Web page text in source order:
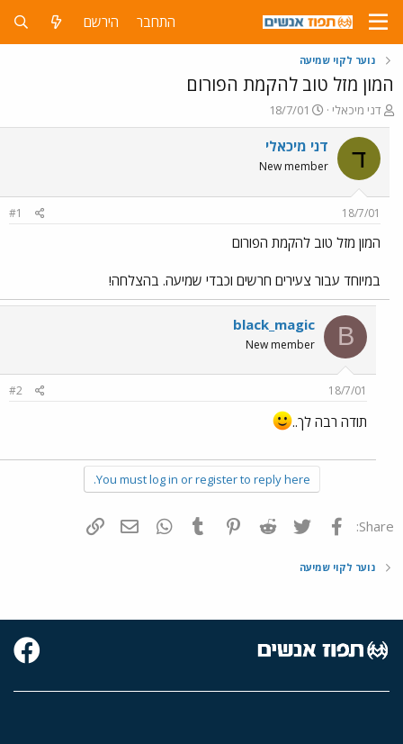
התחבר הירשם
נוער לקוי שמיעה
המון מזל טוב להקמת הפורום
פ
ו
ת
ח
ה
ש
א
דני מיכאלי
פ
ו
ר
ם
ר
18/7/01
ד דני מיכאלי
New member
18/7/01
#1
המון מזל טוב להקמת הפורום
במיוחד עבור צעירים חרשים וכבדי שמיעה. בהצלחה!
B
black_magic
New member
18/7/01
#2
תודה רבה לך..
You must log in or register to reply here.
Share: פייסבוק Twitter
Reddit
Pinterest
Tumblr
WhatsAppדואר אלקטרוני
נוער לקוי שמיעה